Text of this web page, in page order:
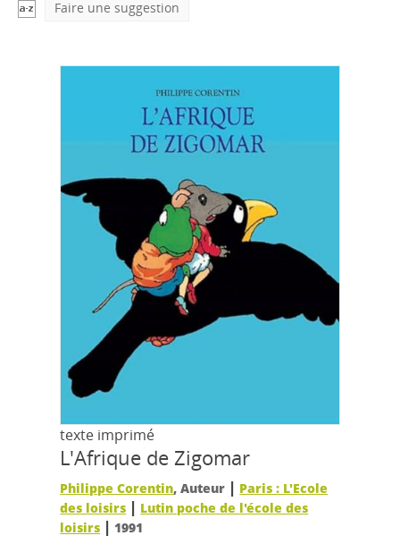
Faire une suggestion
texte imprimé
L'Afrique de Zigomar
Philippe Corentin, Auteur | Paris : L'Ecole
des loisirs | Lutin poche de l'école des
loisirs | 1991